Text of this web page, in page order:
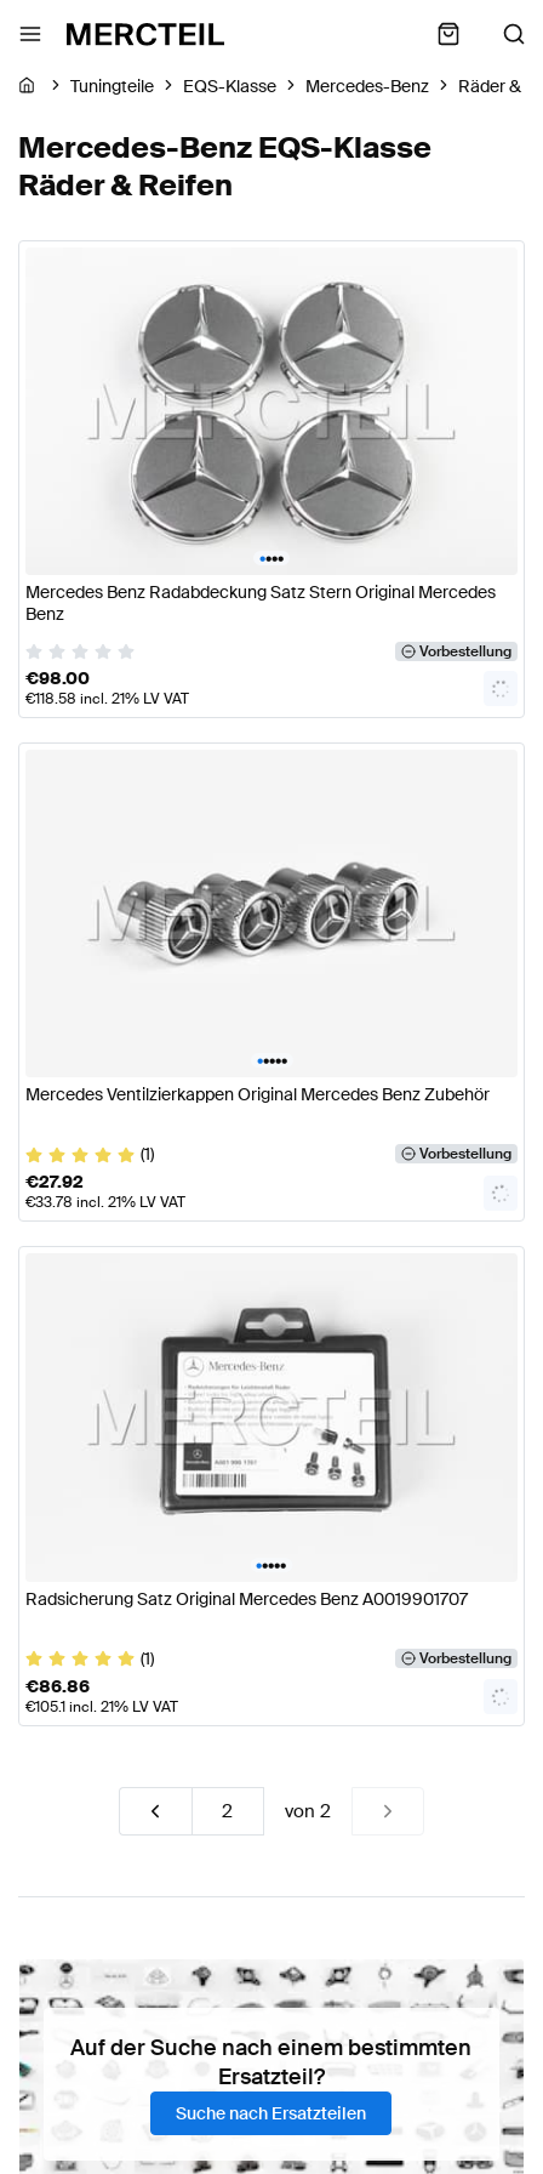
Tuningteile EQS-Klasse Mercedes-Benz Räder &
Mercedes-Benz EQS-Klasse
Räder & Reifen
••••
Mercedes Benz Radabdeckung Satz Stern Original Mercedes
Benz
Vorbestellung
€98.00
€118.58 incl. 21% LV VAT
•••••
Mercedes Ventilzierkappen Original Mercedes Benz Zubehör
(1) Vorbestellung
€27.92
€33.78 incl. 21% LV VAT
•••••
Radsicherung Satz Original Mercedes Benz A0019901707
(1) Vorbestellung
€86.86
€105.1incl. 21% LV VAT
von 2
Auf der Suche nach einem bestimmten
Ersatzteil?
Suche nach Ersatzteilen